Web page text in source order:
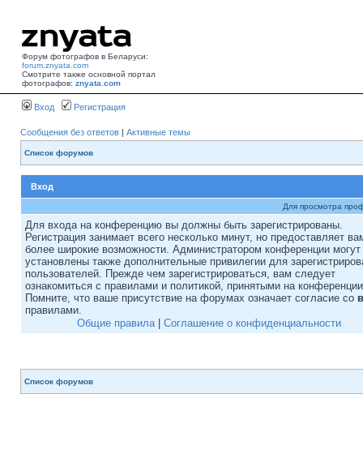
Форум фотографов в Беларуси:
forum.znyata.com
Смотрите также основной портал
фотографов: znyata.com
Вход Регистрация
Сообщения без ответов | Активные темы
Список форумов
Вход
Для просмотра
Для входа на конференцию вы должны быть зарегистрированы.
Регистрация занимает всего несколько минут, но предоставляет
более широкие возможности. Администратором конференции
установлены также дополнительные привилегии для
пользователей. Прежде чем зарегистрироваться, вам следует
ознакомиться с правилами и политикой, принятыми на
Помните, что ваше присутствие на форумах означает согласие со
правилами.
Общие правила| Соглашение о конфиденциальности
Список форумов